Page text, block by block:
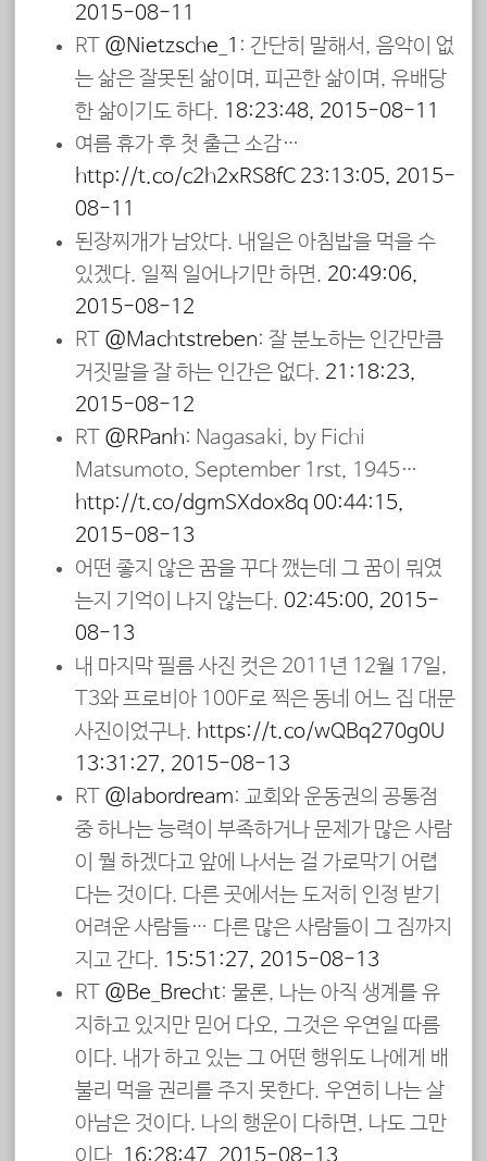
2015-08-11
RT @Nietzsche_1 : 간단히 말해서, 음악이 없
는 삶은 잘못된 삶이며, 피곤한 삶이며, 유배당
한 삶이기도 하다. 18:23:48, 2015-08-11
여름 휴가 후 첫 출근 소감…
http://t.co/c2h2xRS8fC 23:13:05, 2015-
08-11
된장찌개가 남았다. 내일은 아침밥을 먹을 수
있겠다. 일찍 일어나기만 하면. 20:49:06,
2015-08-12
RT @Machtstreben: 잘 분노하는 인간만큼
거짓말을 잘 하는 인간은 없다. 21:18:23,
2015-08-12
RT @RPanh: Nagasaki, by Eichi
Matsumoto, September 1rst, 1945…
http://t.co/dgmSXdox8q 00:44:15,
2015-08-13
어떤 좋지 않은 꿈을 꾸다 깼는데 그 꿈이 뭐였
는지 기억이 나지 않는다. 02:45:00, 2015-
08-13
내 마지막 필름 사진 컷은 2011년 12월 17일,
T3와 프로비아 100F로 찍은 동네 어느 집 대문
사진이었구나. https://t.co/wQBq270g0U
13:31:27, 2015-08-13
RT @labordream: 교회와 운동권의 공통점
중 하나는 능력이 부족하거나 문제가 많은 사람
이 뭘 하겠다고 앞에 나서는 걸 가로막기 어렵
다는 것이다. 다른 곳에서는 도저히 인정 받기
어려운 사람들… 다른 많은 사람들이 그 짐까지
지고 간다. 15:51:27, 2015-08-13
RT @Be_Brecht: 물론, 나는 아직 생계를 유
지하고 있지만 믿어 다오, 그것은 우연일 따름
이다. 내가 하고 있는 그 어떤 행위도 나에게 배
불리 먹을 권리를 주지 못한다. 우연히 나는 살
아남은 것이다. 나의 행운이 다하면, 나도 그만